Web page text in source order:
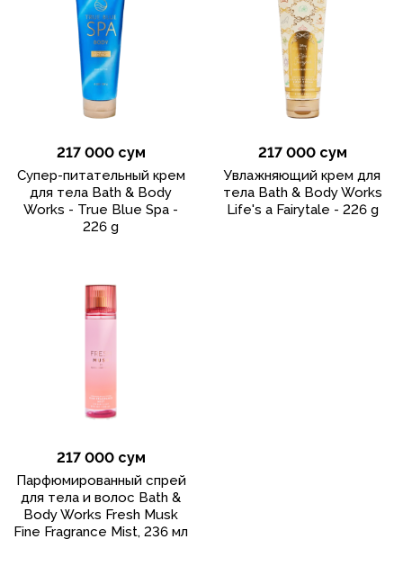
217 000 сум
Супер-питательный крем
для тела Bath & Body
Works - True Blue Spa -
226 g
217 000 сум
Увлажняющий крем для
тела Bath & Body Works
Life's a Fairytale - 226 g
217 000 сум
Парфюмированный спрей
для тела и волос Bath &
Body Works Fresh Musk
Fine Fragrance Mist, 236 мл